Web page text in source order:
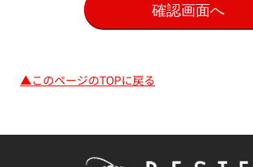
▲このページのTOPに戻る